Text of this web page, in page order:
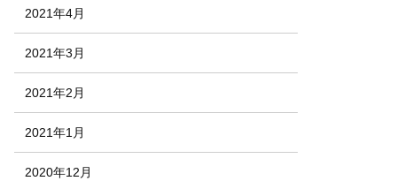
2021年4月
2021年3月
2021年2月
2021年1月
2020年12月